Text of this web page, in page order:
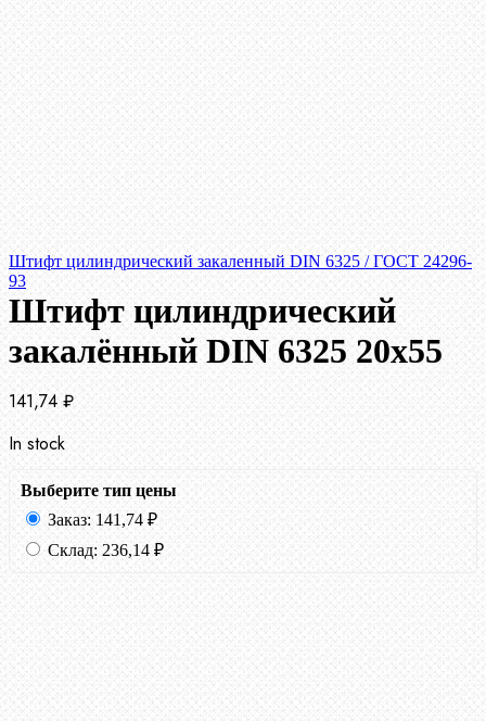
Штифт цилиндрический закаленный DIN 6325 / ГОСТ 24296-
93
Штифт цилиндрический
закалённый DIN 6325 20х55
141,74 ₽
In stock
Выберите тип цены
Заказ: 141,74 ₽
Склад: 236,14 ₽